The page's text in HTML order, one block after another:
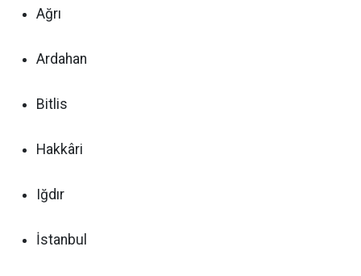
Ağrı
Ardahan
Bitlis
Hakkâri
Iğdır
İstanbul